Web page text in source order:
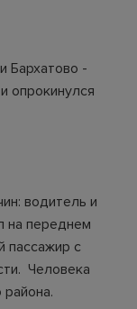
Бархатово -
опрокинулся
водитель и
на переднем
пассажир с
Человека